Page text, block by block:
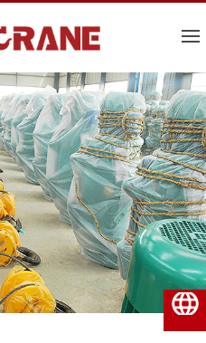
Português do Brasil